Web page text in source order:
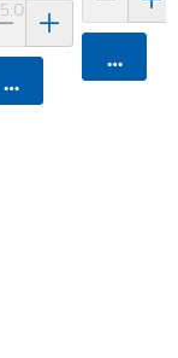
5.0 (3)
카트에 담기
카트에